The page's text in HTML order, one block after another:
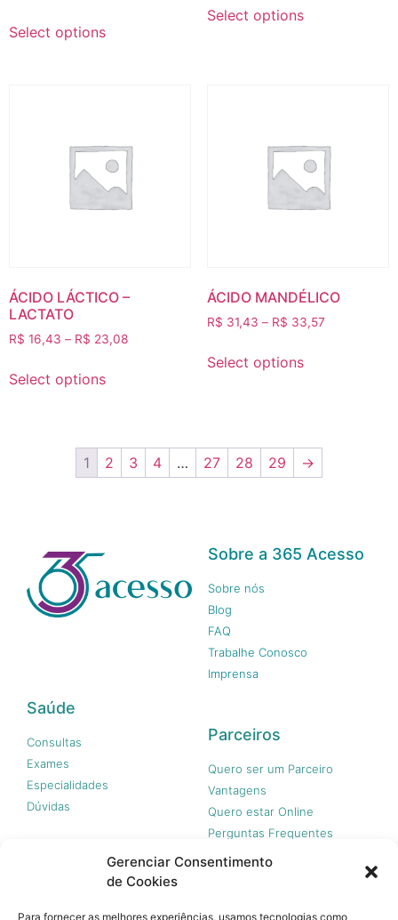
Gerenciar Consentimento
de Cookies
Para fornecer as melhores experiências, usamos tecnologias como
Select options
Select options
ÁCIDO LÁCTICO –
LACTATO
R$ 16,43 – R$ 23,08
Select options
ÁCIDO MANDÉLICO
R$ 31,43 – R$ 33,57
Select options
1 2 3 4 … 27 28 29 →
Sobre a 365 Acesso
Sobre nós
Blog
FAQ
Trabalhe Conosco
Imprensa
Saúde
Consultas
Exames
Especialidades
Dúvidas
Parceiros
Quero ser um Parceiro
Vantagens
Quero estar Online
Perguntas Frequentes